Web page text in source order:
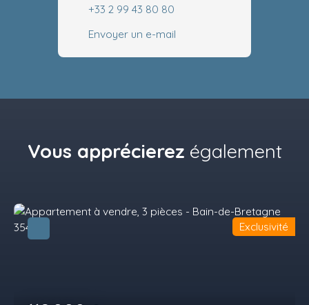
+33 2 99 43 80 80
Envoyer un e-mail
Vous apprécierez également
Exclusivité